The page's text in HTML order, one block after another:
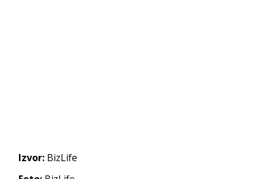
Izvor: BizLife